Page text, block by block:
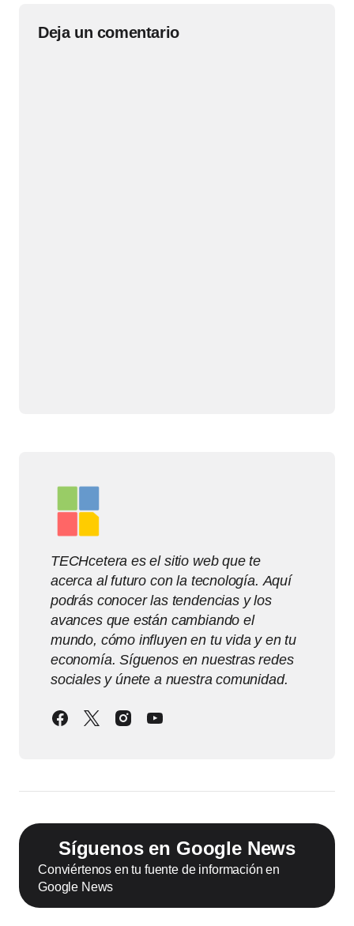
Deja un comentario
TECHcetera es el sitio web que te
acerca al futuro con la tecnología. Aquí
podrás conocer las tendencias y los
avances que están cambiando el
mundo, cómo influyen en tu vida y en tu
economía. Síguenos en nuestras redes
sociales y únete a nuestra comunidad.
Síguenos en Google News
Conviértenos en tu fuente de información en
Google News